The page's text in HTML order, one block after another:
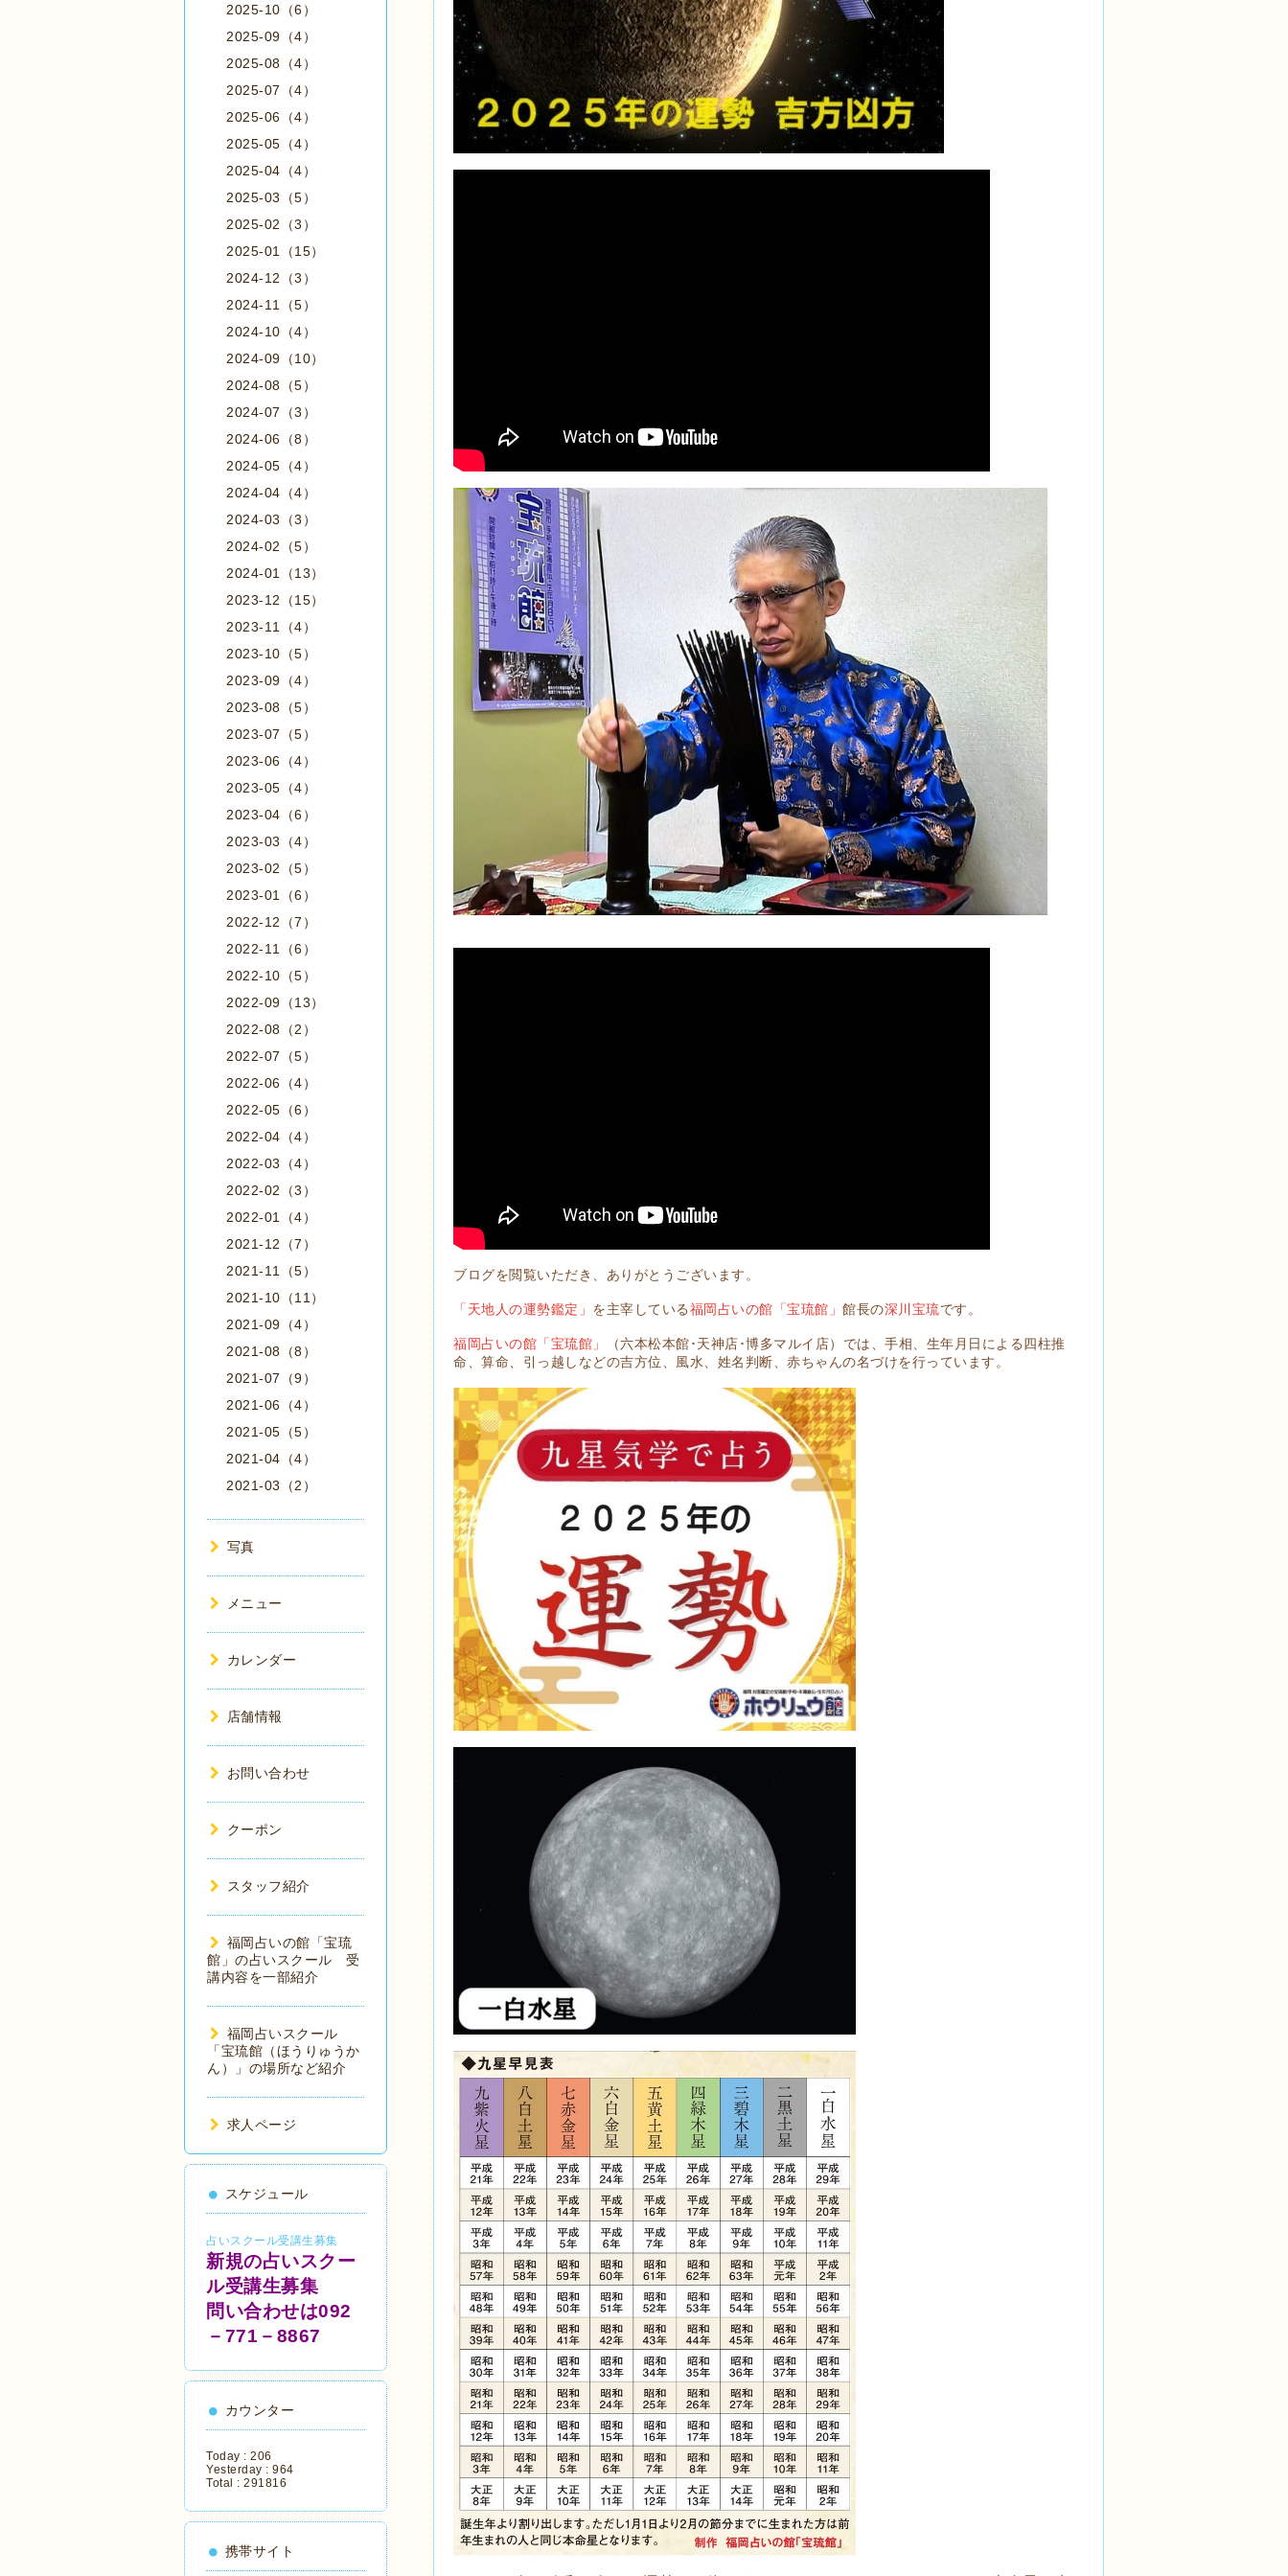
ブログを閲覧いただき、ありがとうございます。
「天地人の運勢鑑定」 を主宰している福岡占いの館「宝琉館」 館長の深川宝琉です。
福岡占いの館「宝琉館」
（六本松本館･天神店･博多マルイ店）では、手相、生年月日による四柱推
命、算命、引っ越しなどの吉方位、風水、姓名判断、赤ちゃんの名づけを行っています。
2025-10（6）
2025-09（4）
2025-08（4）
2025-07（4）
2025-06（4）
2025-05（4）
2025-04（4）
2025-03（5）
2025-02（3）
2025-01（15）
2024-12（3）
2024-11（5）
2024-10（4）
2024-09（10）
2024-08（5）
2024-07（3）
2024-06（8）
2024-05（4）
2024-04（4）
2024-03（3）
2024-02（5）
2024-01（13）
2023-12（15）
2023-11（4）
2023-10（5）
2023-09（4）
2023-08（5）
2023-07（5）
2023-06（4）
2023-05（4）
2023-04（6）
2023-03（4）
2023-02（5）
2023-01（6）
2022-12（7）
2022-11（6）
2022-10（5）
2022-09（13）
2022-08（2）
2022-07（5）
2022-06（4）
2022-05（6）
2022-04（4）
2022-03（4）
2022-02（3）
2022-01（4）
2021-12（7）
2021-11（5）
2021-10（11）
2021-09（4）
2021-08（8）
2021-07（9）
2021-06（4）
2021-05（5）
2021-04（4）
2021-03（2）
写真
メニュー
カレンダー
店舗情報
お問い合わせ
クーポン
スタッフ紹介
福岡占いの館「宝琉
館」の占いスクール 受
講内容を一部紹介
福岡占いスクール
「宝琉館（ほうりゅうか
ん）」の場所など紹介
求人ページ
スケジュール
占いスクール受講生募集
新規の占いスクー
ル受講生募集
問い合わせは092
－771－8867
カウンター
Today : 206
Yesterday : 964
Total : 291816
携帯サイト